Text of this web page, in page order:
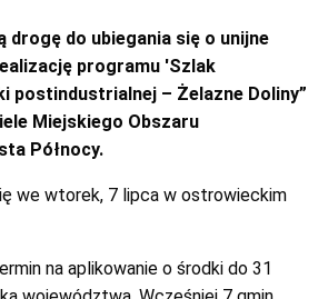
drogę do ubiegania się o unijne
programu 'Szlak
postindustrialnej – Żelazne Doliny”
Miejskiego Obszaru
Północy.
we wtorek, 7 lipca w ostrowieckim
na aplikowanie o środki do 31